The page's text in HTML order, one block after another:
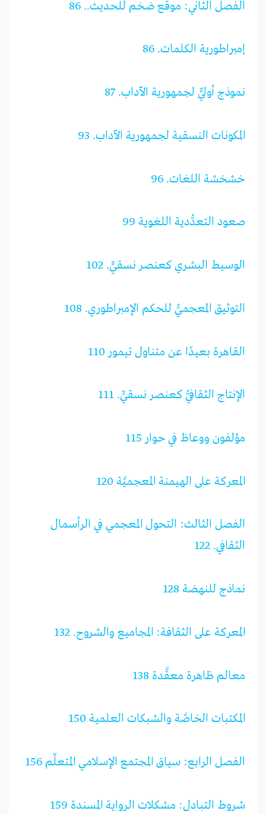
الفصل الثاني: موقع ضخم للحديث.. 86
إمبراطورية الكلمات. 86
نموذج أوليٌّ لجمهورية الآداب. 87
المكونات النسقية لجمهورية الآداب. 93
خشخشة اللغات. 96
صعود التعدُّدية اللغوية 99
الوسيط البشري كعنصر نسقيٍّ. 102
التوثيق المعجميُّ للحكم الإمبراطوري. 108
القاهرة بعيدًا عن متناول تيمور 110
الإنتاج الثقافيُّ كعنصر نسقيٍّ. 111
مؤلفون ووعاظ في حوار 115
المعركة على الهيمنة المعجميَّة 120
الفصل الثالث: التحول المعجمي في الرأسمال
الثقافي. 122
نماذج للنهضة 128
المعركة على الثقافة: المجاميع والشروح. 132
معالم ظاهرة معقَّدة 138
المكتبات الخاصَّة والشبكات العلمية 150
الفصل الرابع: سياق المجتمع الإسلامي المتعلِّم 156
شروط التبادل: مشكلات الرواية المسندة 159